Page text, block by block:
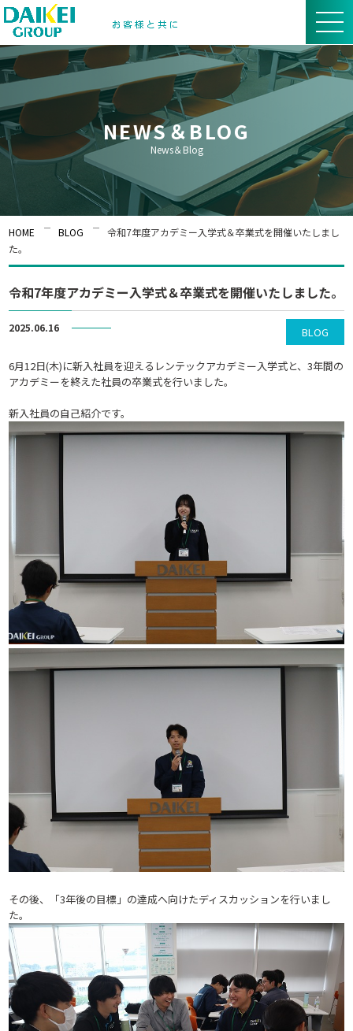
NEWS＆BLOG
News＆Blog
HOME BLOG
令和7年度アカデミー入学式＆卒業式を開催いたしまし
た。
令和7年度アカデミー入学式＆卒業式を開催いたしました。
2025.06.16 BLOG
6月12日(木)に新入社員を迎えるレンテックアカデミー入学式と、3年間の
アカデミーを終えた社員の卒業式を行いました。
新入社員の自己紹介です。
その後、「3年後の目標」の達成へ向けたディスカッションを行いまし
た。